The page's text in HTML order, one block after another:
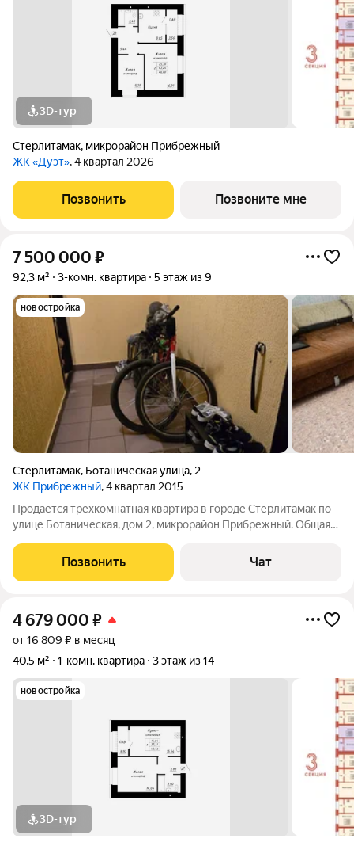
3D-тур
Стерлитамак, микрорайон Прибрежный
ЖК «Дуэт», 4 квартал 2026
Позвонить Позвоните мне
7 500 000 ₽
92,3 м² 3-комн. квартира 5 этаж из 9
новостройка
Стерлитамак, Ботаническая улица, 2
ЖК Прибрежный, 4 квартал 2015
Продается трехкомнатная квартира в городе Стерлитамак по
улице Ботаническая, дом 2, микрорайон Прибрежный. Общая
кв. м. Квартира находится на 5 этаже 9-этажного панельного
дома. Квартира
Позвонить Чат
4 679 000 ₽
от 16 809 ₽ в месяц
40,5 м²
1-комн. квартира 3 этаж из 14
новостройка
3D-тур